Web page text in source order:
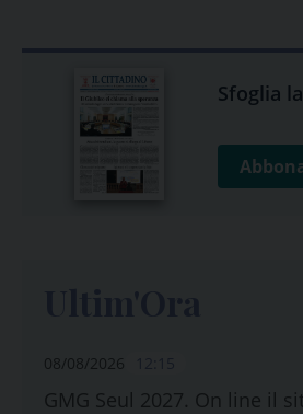
Sfoglia
08/08/2026
GMG Seul 2027. On line il